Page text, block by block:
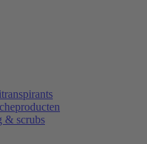
& scrubs